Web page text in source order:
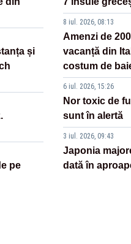
și
pe
8 iul. 2026, 08:13
Amenzi de
vacanță din
costum de
6 iul. 2026, 15:26
Nor toxic de
sunt în alertă
3 iul. 2026, 09:43
Japonia
dată în